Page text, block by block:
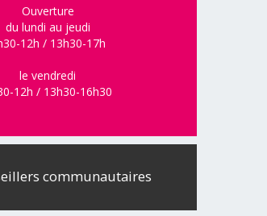
Ouverture
du lundi au jeudi
12h / 13h30-17h
le vendredi
12h / 13h30-16h30
communautaires